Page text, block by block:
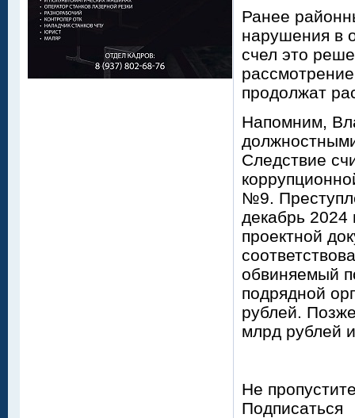
Ранее
нарушения в
счел это
продолжат
Напомним,
Следствие
№9.
декабрь
проектной
обвиняемый
подрядной
рублей.
млрд рублей
Не
Подписаться